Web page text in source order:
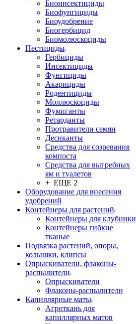
Биоинсектициды
Биофунгициды
Биоудобрение
Биогербицид
Биомолюскоциды
Пестициды
Гербициды
Инсектициды
Фунгициды
Акарициды
Родентициды
Моллюскоциды
Фумиганты
Ретарданты
Протравители семян
Десиканты
Средства для созревания
компоста
Средства для выгребных
ям и туалетов
+ ЕЩЕ 2
Оборудование для внесения
удобрений
Контейнеры для растений
Контейнеры для клубники
Контейнеры гибкие
тканые
Подвязка растений, опоры,
колышки, клипсы
Опрыскиватели, флаконы-
распылители
Опрыскиватели
Флаконы-распылители
Капиллярные маты
Агроткань для
капиллярных матов